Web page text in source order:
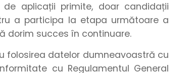
aplicații primite, doar candidații
a participa la etapa următoare a
dorim succes în continuare.
folosirea datelor dumneavoastră cu
cu Regulamentul General